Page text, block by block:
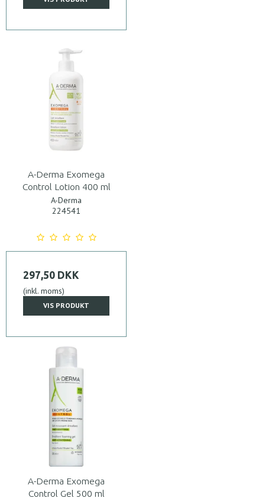
A-Derma Exomega
Control Lotion 400 ml
A-Derma
224541
297,50 DKK
(inkl. moms)
VIS PRODUKT
A-Derma Exomega
Control Gel 500 ml